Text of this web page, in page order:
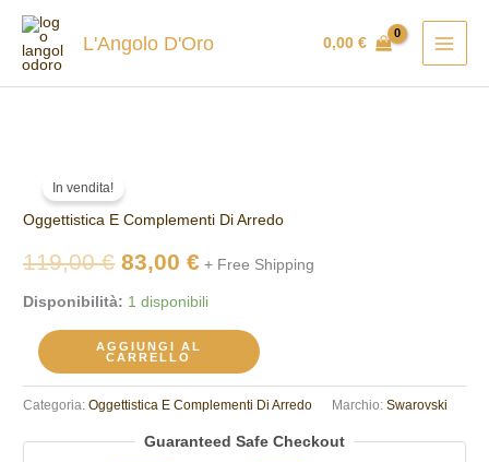
contenuto
L'Angolo D'Oro 0,00€
In vendita!
Oggettistica E Complementi Di Arredo
119,00€
prezzo
originale
era:
119,00 €.
83,00€
prezzo
attuale
è:
83,00 €.
+ Free Shipping
Disponibilità: 1 disponibili
pallina
5682735
AGGIUNGI AL
CARRELLO
Categoria:Oggettistica E Complementi Di Arredo Marchio:Swarovski
Guaranteed Safe Checkout